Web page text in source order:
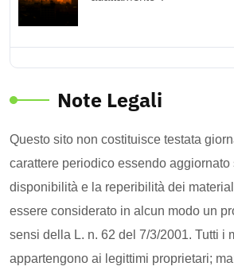
Note Legali
Questo sito non costituisce testata
carattere periodico essendo aggiornato
disponibilità e la reperibilità dei
essere considerato in alcun modo un
sensi della L. n. 62 del 7/3/2001. Tutti i
appartengono ai legittimi proprietari;